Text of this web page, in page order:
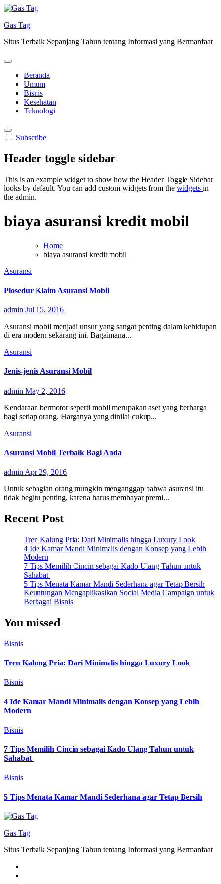
Skip
content
Gas Tag
Situs Terbaik Sepanjang Tahun tentang Informasi yang Bermanfaat
Beranda
Umum
Bisnis
Kesehatan
Teknologi
Subscribe
Header toggle sidebar
This is an example widget to show how the Header Toggle Sidebar
looks by default. You can add custom widgets from the widgets in
the admin.
biaya asuransi kredit mobil
Home
biaya asuransi kredit mobil
Asuransi
Plosedur Klaim Asuransi Mobil
admin Jul 15, 2016
Asuransi mobil menjadi unsur yang sangat penting dalam kehidupan
di era modern sekarang ini. Bagaimana...
Asuransi
Jenis-jenis Asuransi Mobil
admin May 2, 2016
Kendaraan bermotor seperti mobil merupakan aset yang berharga
bagi setiap orang. Harganya yang dinilai cukup...
Asuransi
Asuransi Mobil Terbaik Bagi Anda
admin Apr 29, 2016
Untuk sebagian orang mungkin menganggap bahwa asuransi itu
tidak begitu penting, karena harus membayar premi...
Recent Post
Tren Kalung Pria: Dari Minimalis hingga Luxury Look
4 Ide Kamar Mandi Minimalis dengan Konsep yang Lebih
Modern
7 Tips Memilih Cincin sebagai Kado Ulang Tahun untuk
Sahabat
5 Tips Menata Kamar Mandi Sederhana agar Tetap Bersih
Keuntungan Mengaplikasikan Social Media Campaign untuk
Berbagai Bisnis
You missed
Bisnis
Tren Kalung Pria: Dari Minimalis hingga Luxury Look
Bisnis
4 Ide Kamar Mandi Minimalis dengan Konsep yang Lebih
Modern
Bisnis
7 Tips Memilih Cincin sebagai Kado Ulang Tahun untuk
Sahabat
Bisnis
5 Tips Menata Kamar Mandi Sederhana agar Tetap Bersih
Gas Tag
Situs Terbaik Sepanjang Tahun tentang Informasi yang Bermanfaat